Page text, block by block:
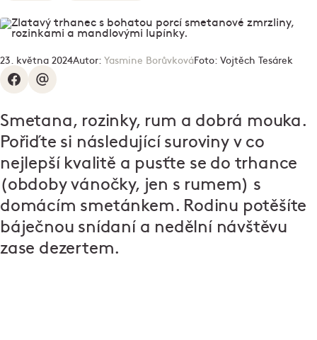
23. května 2024Autor: Yasmine BorůvkováFoto: Vojtěch Tesárek
Smetana, rozinky, rum a dobrá mouka.
Pořiďte si následující suroviny v co
nejlepší kvalitě a pusťte se do trhance
(obdoby vánočky, jen s rumem) s
domácím smetánkem. Rodinu potěšíte
báječnou snídaní a nedělní návštěvu
zase dezertem.